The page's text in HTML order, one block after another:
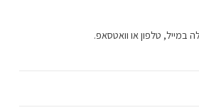
במייל, טלפון או וואטסאפ.